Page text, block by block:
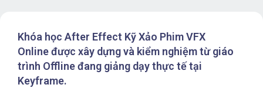
Khóa học After Effect Kỹ Xảo Phim VFX
Online được xây dựng và kiểm nghiệm từ giáo
trình Offline đang giảng dạy thực tế tại
Keyframe.